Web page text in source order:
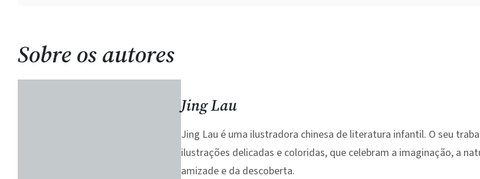
Sobre os autores
Jing Lau
Jing Lau é uma ilustradora chinesa de literatura infantil. O seu
ilustrações delicadas e coloridas, que celebram a imaginação, a
amizade e da descoberta.